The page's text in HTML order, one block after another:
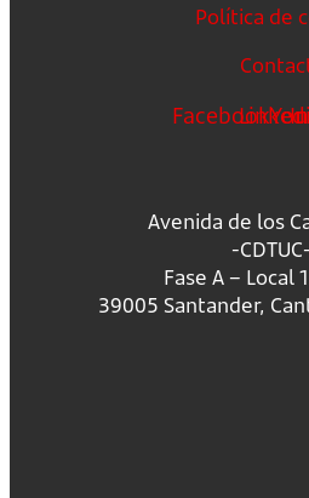
Política de
Facebook
Avenida de los
-CDTUC-
Fase A – Local
39005 Santander,